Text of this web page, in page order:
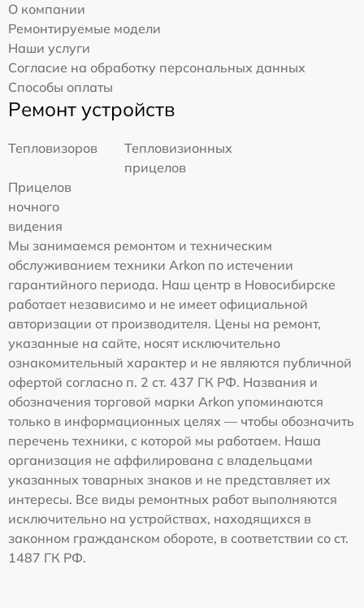
О компании
Ремонтируемые модели
Наши услуги
Согласие на обработку персональных данных
Способы оплаты
Ремонт устройств
Тепловизоров
Тепловизионных
прицелов
Прицелов
ночного
видения
Мы занимаемся ремонтом и техническим
обслуживанием техники Arkon по истечении
гарантийного периода. Наш центр в Новосибирске
работает независимо и не имеет официальной
авторизации от производителя. Цены на ремонт,
указанные на сайте, носят исключительно
ознакомительный характер и не являются публичной
офертой согласно п. 2 ст. 437 ГК РФ. Названия и
обозначения торговой марки Arkon упоминаются
только в информационных целях — чтобы обозначить
перечень техники, с которой мы работаем. Наша
организация не аффилирована с владельцами
указанных товарных знаков и не представляет их
интересы. Все виды ремонтных работ выполняются
исключительно на устройствах, находящихся в
законном гражданском обороте, в соответствии со ст.
1487 ГК РФ.